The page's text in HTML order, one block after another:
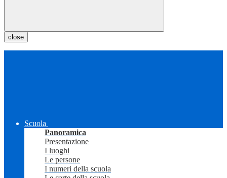
close
Scuola
Panoramica
Presentazione
I luoghi
Le persone
I numeri della scuola